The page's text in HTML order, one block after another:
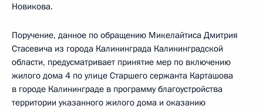
Новикова.
Поручение, данное по обращению Микелайтиса Дмитрия
Стасевича из города Калининграда Калининградской
области, предусматривает принятие мер по включению
жилого дома 4 по улице Старшего сержанта Карташова
в городе Калининграде в программу благоустройства
территории указанного жилого дома и оказанию